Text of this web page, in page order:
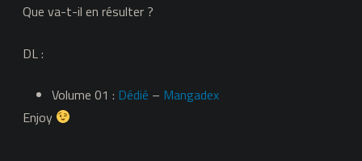
Que va-t-il en résulter ?
DL :
Volume 01 : Dédié – Mangadex
Enjoy